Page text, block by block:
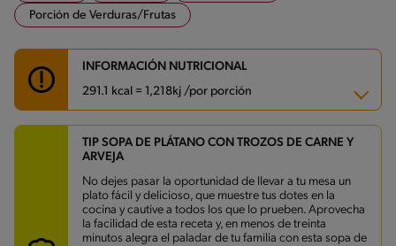
Porción de Verduras/Frutas
INFORMACIÓN NUTRICIONAL
291.1 kcal = 1,218kj /por porción
Carbohidratos
44.6 g
Energía
Grasas 4.2 g
Fibra 4.5 g
Proteína 18.9 g
Grasas saturadas 1.6 g
Sodio 523.3 mg
TIP SOPA DE PLÁTANO CON TROZOS DE CARNE Y
ARVEJA
No dejes pasar la oportunidad de llevar a tu mesa un
plato fácil y delicioso, que muestre tus dotes en la
cocina y cautive a todos los que lo prueben. Aprovecha
la facilidad de esta receta y, en menos de treinta
minutos alegra el paladar de tu familia con esta sopa de